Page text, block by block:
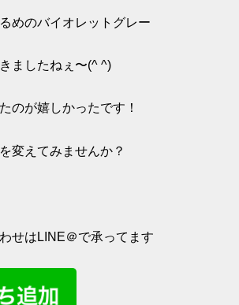
めのバイオレットグレー
ましたねぇ〜(^ ^)
のが嬉しかったです！
変えてみませんか？
せはLINE＠で承ってます